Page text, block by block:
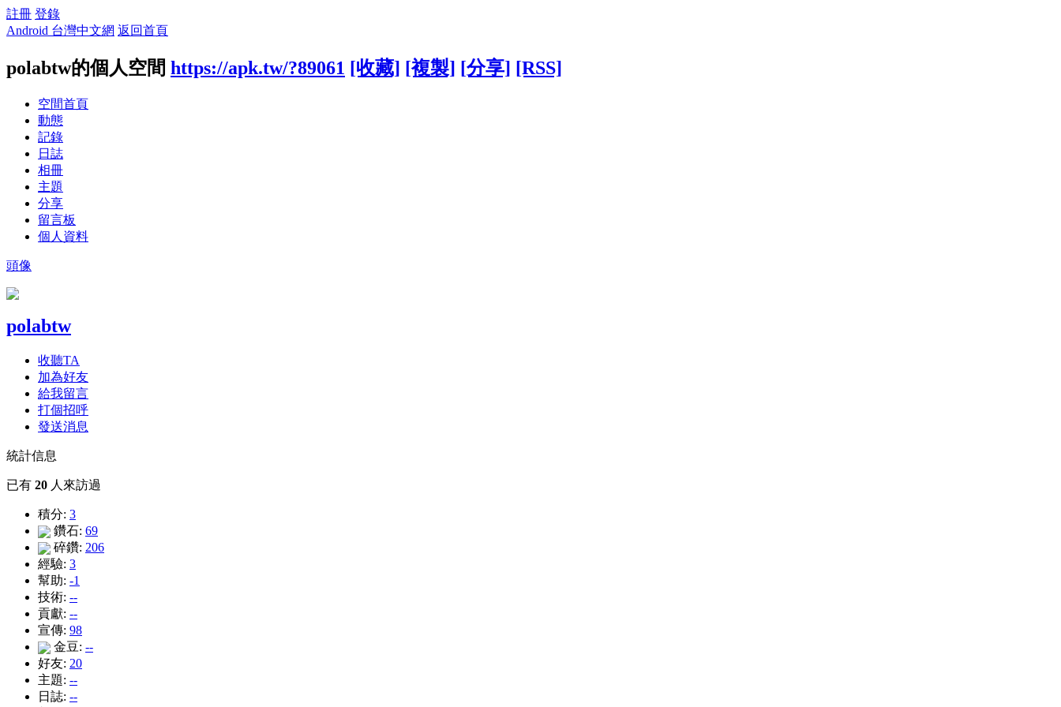
註冊 登錄
Android 台灣中文網 返回首頁
polabtw的個人空間 https://apk.tw/?89061 [收藏] [複製] [分享] [RSS]
空間首頁
動態
記錄
日誌
相冊
主題
分享
留言板
個人資料
頭像
polabtw
收聽TA
加為好友
給我留言
打個招呼
發送消息
統計信息
已有 20 人來訪過
積分: 3
鑽石: 69
碎鑽: 206
經驗: 3
幫助: -1
技術: --
貢獻: --
宣傳: 98
金豆: --
好友: 20
主題: --
日誌: --